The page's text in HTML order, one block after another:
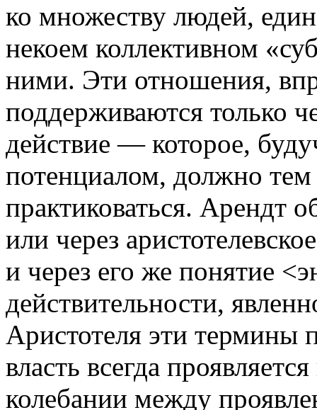
ко множеству людей,
некоем коллективном
ними. Эти отно­шения,
поддерживаются только
действие — которое,
потенциалом, должно тем
практико­ваться. Арендт
или через
и через его же понятие
действительности,
Аристотеля эти термины
власть всегда
колебании между